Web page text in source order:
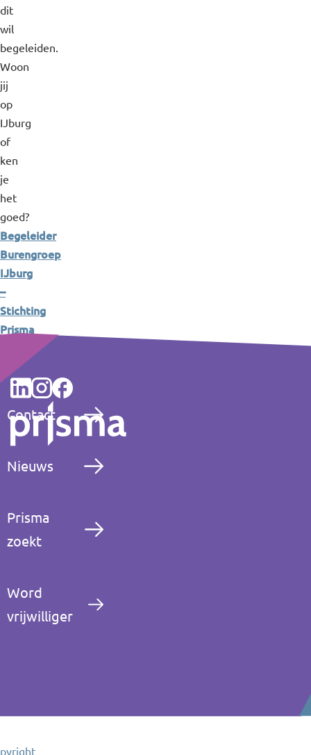
dit
wil
begeleiden.
Woon
jij
op
IJburg
of
ken
je
het
goed?
Begeleider
Burengroep
IJburg
–
Stichting
Prisma
Contact
Nieuws
Prisma
zoekt
Word
vrijwilliger